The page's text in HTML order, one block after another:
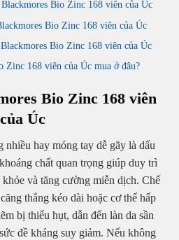
Bio Zinc 168 viên của Úc
Bio Zinc 168 viên của Úc
Bio Zinc 168 viên của Úc
Zinc 168 viên của Úc mua ở đâu?
Bio Zinc 168 viên
của Úc
nhiều hay móng tay dễ gãy là dấu
chất quan trọng giúp duy trì
và tăng cường miễn dịch. Chế
thẳng kéo dài hoặc cơ thể hấp
bị thiếu hụt, dẫn đến làn da sần
đề kháng suy giảm. Nếu không